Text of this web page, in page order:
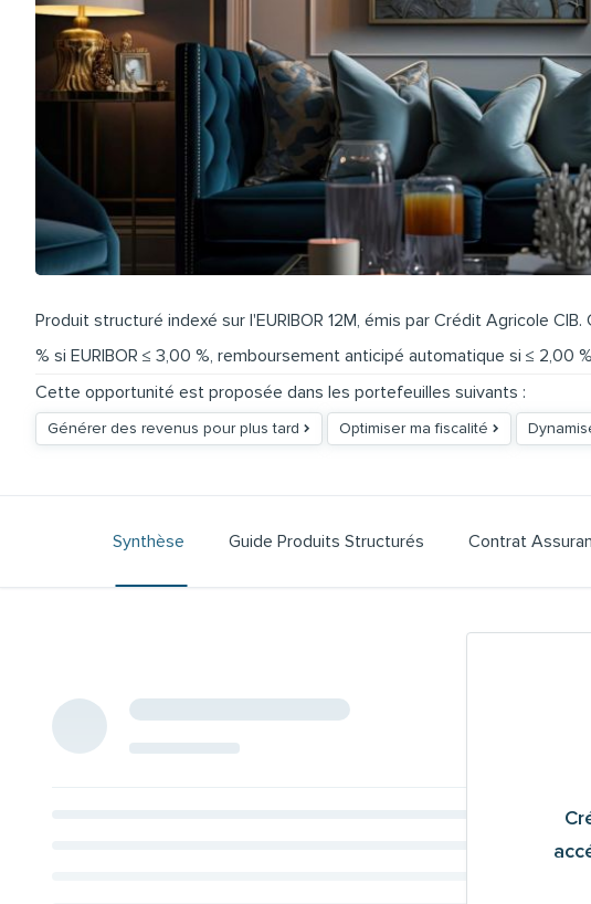
Produit structuré indexé sur l'EURIBOR 12M, émis par Crédit Agricole
% si EURIBOR ≤ 3,00 %, remboursement anticipé automatique si ≤ 2,00
Cette opportunité est proposée dans les portefeuilles suivants :
Générer des revenus pour plus tard Optimiser ma fiscalité
Synthèse Guide Produits Structurés Contrat